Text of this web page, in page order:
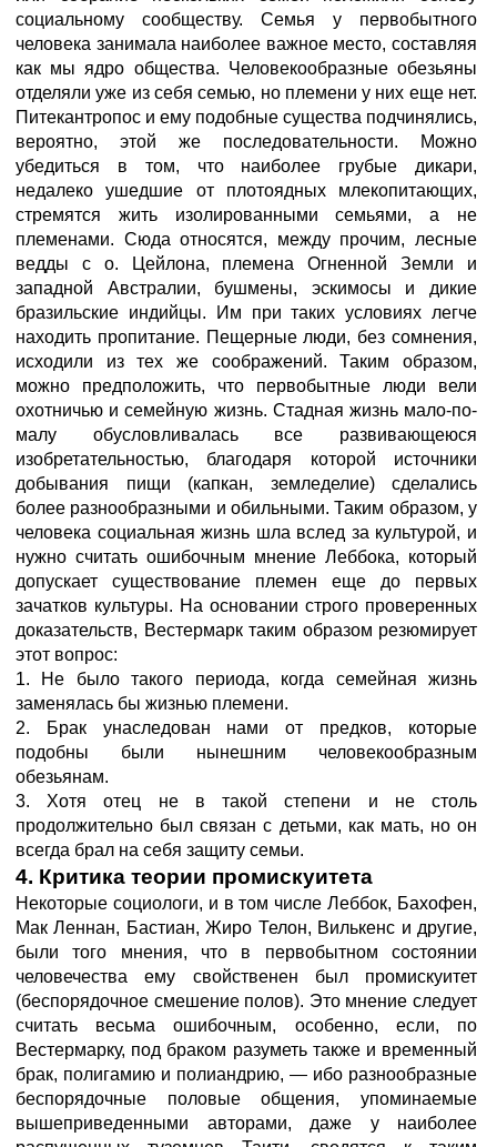
социальному сообществу. Семья у первобытного
человека занимала наиболее важное место, составляя
как мы ядро общества. Человекообразные обезьяны
отделяли уже из себя семью, но племени у них еще нет.
Питекантропос и ему подобные существа подчинялись,
вероятно, этой же последовательности. Можно
убедиться в том, что наиболее грубые дикари,
недалеко ушедшие от плотоядных млекопитающих,
стремятся жить изолированными семьями, а не
племенами. Сюда относятся, между прочим, лесные
ведды с о. Цейлона, племена Огненной Земли и
западной Австралии, бушмены, эскимосы и дикие
бразильские индийцы. Им при таких условиях легче
находить пропитание. Пещерные люди, без сомнения,
исходили из тех же соображений. Таким образом,
можно предположить, что первобытные люди вели
охотничью и семейную жизнь. Стадная жизнь мало-по-
малу обусловливалась все развивающеюся
изобретательностью, благодаря которой источники
добывания пищи (капкан, земледелие) сделались
более разнообразными и обильными. Таким образом, у
человека социальная жизнь шла вслед за культурой, и
нужно считать ошибочным мнение Леббока, который
допускает существование племен еще до первых
зачатков культуры. На основании строго проверенных
доказательств, Вестермарк таким образом резюмирует
этот вопрос:
1. Не было такого периода, когда семейная жизнь
заменялась бы жизнью племени.
2. Брак унаследован нами от предков, которые
подобны были нынешним человекообразным
обезьянам.
3. Хотя отец не в такой степени и не столь
продолжительно был связан с детьми, как мать, но он
всегда брал на себя защиту семьи.
4. Критика теории промискуитета
Некоторые социологи, и в том числе Леббок, Бахофен,
Мак Леннан, Бастиан, Жиро Телон, Вилькенс и другие,
были того мнения, что в первобытном состоянии
человечества ему свойственен был промискуитет
(беспорядочное смешение полов). Это мнение следует
считать весьма ошибочным, особенно, если, по
Вестермарку, под браком разуметь также и временный
брак, полигамию и полиандрию, — ибо разнообразные
беспорядочные половые общения, упоминаемые
вышеприведенными авторами, даже у наиболее